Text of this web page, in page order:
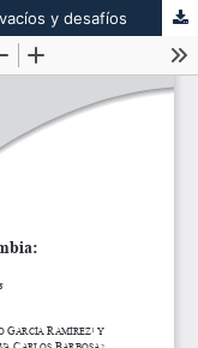
y desafíos